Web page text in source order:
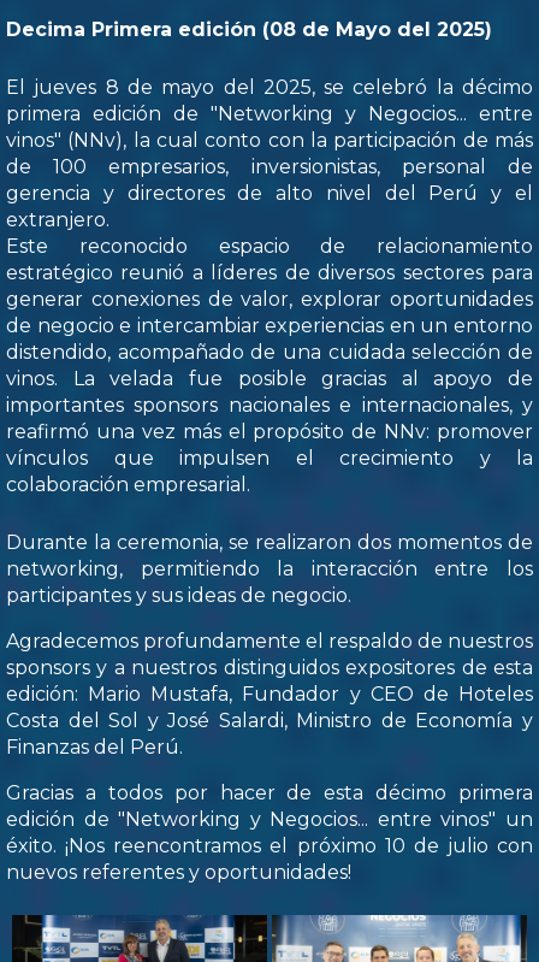
Decima Primera edición (08 de Mayo del 2025)
El jueves 8 de mayo del 2025, se celebró la décimo
primera edición de "Networking y Negocios... entre
vinos" (NNv), la cual conto con la participación de más
de 100 empresarios, inversionistas, personal de
gerencia y directores de alto nivel del Perú y el
extranjero.
Este reconocido espacio de relacionamiento
estratégico reunió a líderes de diversos sectores para
generar conexiones de valor, explorar oportunidades
de negocio e intercambiar experiencias en un entorno
distendido, acompañado de una cuidada selección de
vinos. La velada fue posible gracias al apoyo de
importantes sponsors nacionales e internacionales, y
reafirmó una vez más el propósito de NNv: promover
vínculos que impulsen el crecimiento y la
colaboración empresarial.
Durante la ceremonia, se realizaron dos momentos de
networking, permitiendo la interacción entre los
participantes y sus ideas de negocio.
Agradecemos profundamente el respaldo de nuestros
sponsors y a nuestros distinguidos expositores de esta
edición: Mario Mustafa, Fundador y CEO de Hoteles
Costa del Sol y José Salardi, Ministro de Economía y
Finanzas del Perú.
Gracias a todos por hacer de esta décimo primera
edición de "Networking y Negocios... entre vinos" un
éxito. ¡Nos reencontramos el próximo 10 de julio con
nuevos referentes y oportunidades!